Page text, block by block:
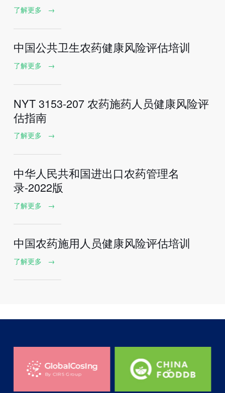
了解更多 →
中国公共卫生农药健康风险评估培训
了解更多 →
NYT 3153-207 农药施药人员健康风险评
估指南
了解更多 →
中华人民共和国进出口农药管理名
录-2022版
了解更多 →
中国农药施用人员健康风险评估培训
了解更多 →